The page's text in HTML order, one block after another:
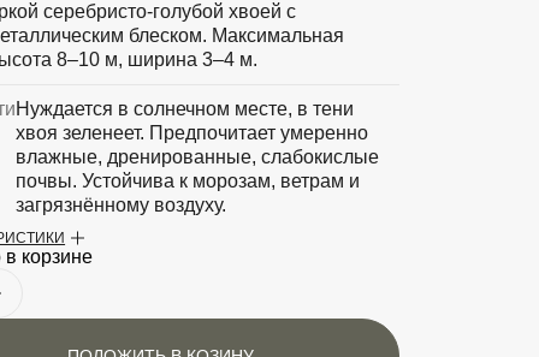
серебристо-голубой хвоей с
блеском. Максимальная
8–10 м, ширина 3–4 м.
Нуждается в солнечном месте, в тени
хвоя зеленеет. Предпочитает умеренно
влажные, дренированные, слабокислые
почвы. Устойчива к морозам, ветрам и
загрязнённому воздуху.
товар
'Blue Diamond'
в корзине